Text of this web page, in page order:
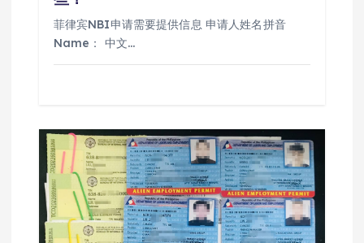
菲律宾NBI申请需要提供信息 申请人姓名拼音
Name： 中文…